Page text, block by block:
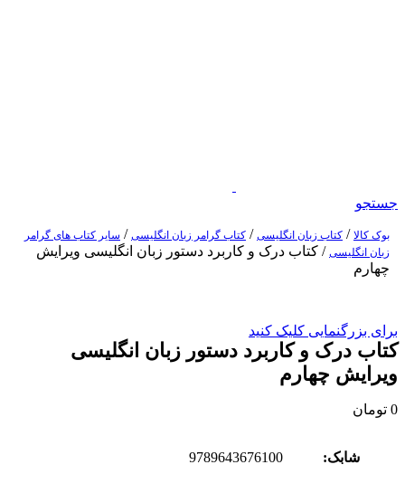
جستجو
بوک کالا / کتاب زبان انگلیسی / کتاب گرامر زبان انگلیسی / سایر کتاب های گرامر
زبان انگلیسی / کتاب درک و کاربرد دستور زبان انگلیسی ویرایش
چهارم
برای بزرگنمایی کلیک کنید
کتاب درک و کاربرد دستور زبان انگلیسی
ویرایش چهارم
0 تومان
شابک: 9789643676100